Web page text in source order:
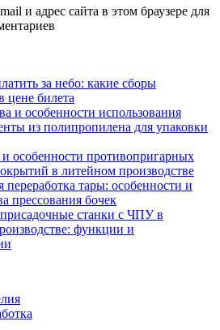
и адрес сайта в этом браузере для
за небо: какие сборы
цене билета
и особенности использования
из полипропилена для упаковки
особенности противопригарных
в литейном производстве
тары: особенности и
прессования бочек
станки с ЧПУ в
функции и